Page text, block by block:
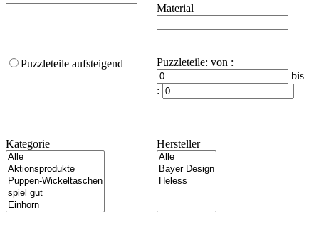
Material
Puzzleteile aufsteigend Puzzleteile: von :
bis
:
Kategorie Hersteller